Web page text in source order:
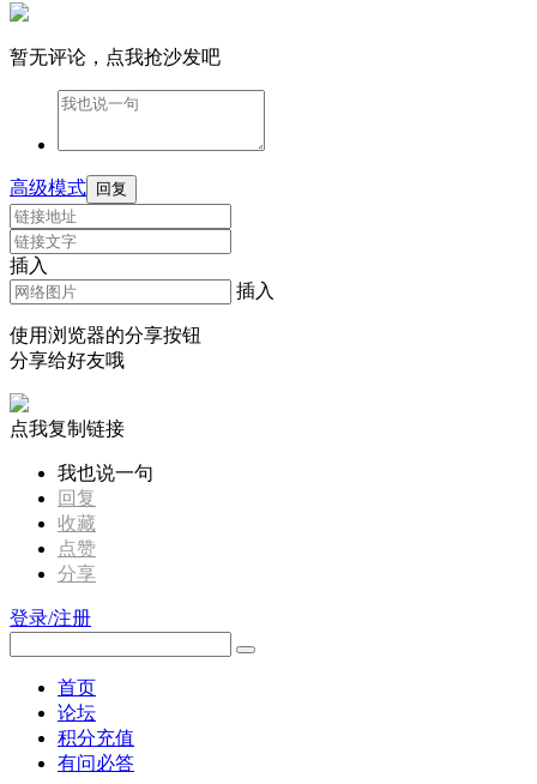
暂无评论，点我抢沙发吧
高级模式 回复
插入
插入
使用浏览器的分享按钮
分享给好友哦
点我复制链接
我也说一句
回复
收藏
点赞
分享
登录/注册
首页
论坛
积分充值
有问必答